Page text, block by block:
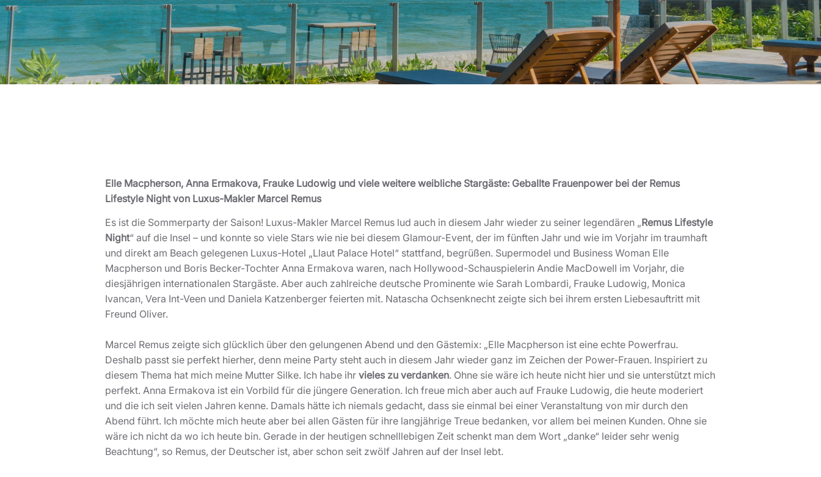
Elle Macpherson, Anna Ermakova, Frauke Ludowig und viele weitere weibliche Stargäste: Geballte Frauenpower bei der Remus
Lifestyle Night von Luxus-Makler Marcel Remus
Es ist die Sommerparty der Saison! Luxus-Makler Marcel Remus lud auch in diesem Jahr wieder zu seiner legendären „Remus Lifestyle
Night“ auf die Insel – und konnte so viele Stars wie nie bei diesem Glamour-Event, der im fünften Jahr und wie im Vorjahr im traumhaft
und direkt am Beach gelegenen Luxus-Hotel „Llaut Palace Hotel“ stattfand, begrüßen. Supermodel und Business Woman Elle
Macpherson und Boris Becker-Tochter Anna Ermakova waren, nach Hollywood-Schauspielerin Andie MacDowell im Vorjahr, die
diesjährigen internationalen Stargäste. Aber auch zahlreiche deutsche Prominente wie Sarah Lombardi, Frauke Ludowig, Monica
Ivancan, Vera Int-Veen und Daniela Katzenberger feierten mit. Natascha Ochsenknecht zeigte sich bei ihrem ersten Liebesauftritt mit
Freund Oliver.
Marcel Remus zeigte sich glücklich über den gelungenen Abend und den Gästemix: „Elle Macpherson ist eine echte Powerfrau.
Deshalb passt sie perfekt hierher, denn meine Party steht auch in diesem Jahr wieder ganz im Zeichen der Power-Frauen. Inspiriert zu
diesem Thema hat mich meine Mutter Silke. Ich habe ihr vieles zu verdanken. Ohne sie wäre ich heute nicht hier und sie unterstützt mich
perfekt. Anna Ermakova ist ein Vorbild für die jüngere Generation. Ich freue mich aber auch auf Frauke Ludowig, die heute moderiert
und die ich seit vielen Jahren kenne. Damals hätte ich niemals gedacht, dass sie einmal bei einer Veranstaltung von mir durch den
Abend führt. Ich möchte mich heute aber bei allen Gästen für ihre langjährige Treue bedanken, vor allem bei meinen Kunden. Ohne sie
wäre ich nicht da wo ich heute bin. Gerade in der heutigen schnelllebigen Zeit schenkt man dem Wort „danke“ leider sehr wenig
Beachtung“, so Remus, der Deutscher ist, aber schon seit zwölf Jahren auf der Insel lebt.